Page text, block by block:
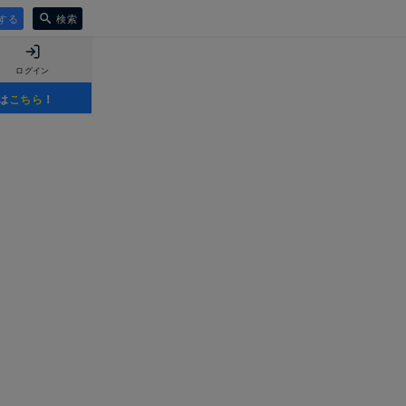
る 検索
ログイン
こちら ！